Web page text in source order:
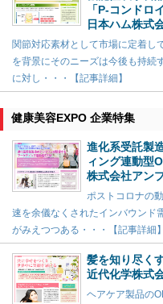
「P-コンドロ
日本ハム株式
関節対応素材として市場に定着し
を背景にそのニーズは今後も持続
に対し・・・【記事詳細】
健康美容EXPO 企業特集
進化系受託製
ィング連動型
株式会社アン
ポストコロナの
速を余儀なくされたインバウンド
がみえつつある・・・【記事詳細】
髪を知り尽く
近代化学株式
ヘアケア製品の